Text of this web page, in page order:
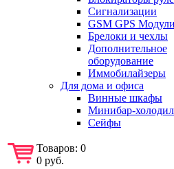
Сигнализации
GSM GPS
Брелоки и чехлы
Дополнительное
оборудование
Иммобилайзеры
Для дома и офиса
Винные шкафы
Минибар-
Сейфы
Товаров: 0
0 руб.